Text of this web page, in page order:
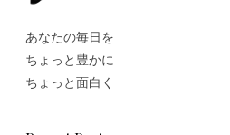
あなたの毎日を
ちょっと豊かに
ちょっと面白く